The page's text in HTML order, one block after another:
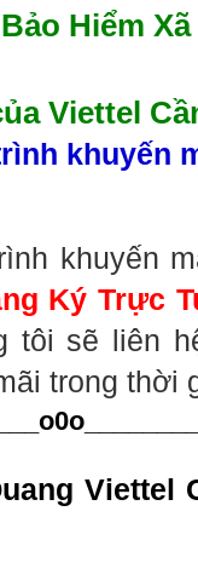
Hiểm
Viettel
khuyến
khuyến
Ký Trực
tôi sẽ liên
trong thời
Viettel